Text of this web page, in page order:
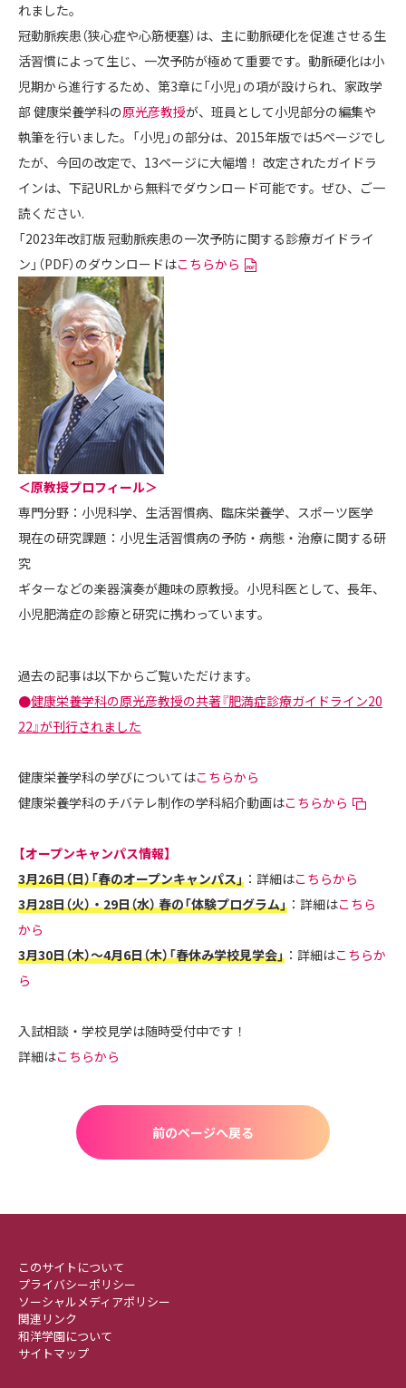
れました。
冠動脈疾患（狭心症や心筋梗塞）は、主に動脈硬化を促進させる生
活習慣によって生じ、一次予防が極めて重要です。動脈硬化は小
児期から進行するため、第3章に「小児」の項が設けられ、家政学
部 健康栄養学科の原光彦教授が、班員として小児部分の編集や
執筆を行いました。「小児」の部分は、2015年版では5ページでし
たが、今回の改定で、13ページに大幅増！ 改定されたガイドラ
インは、下記URLから無料でダウンロード可能です。ぜひ、ご一
読ください.
「2023年改訂版 冠動脈疾患の一次予防に関する診療ガイドライ
ン」（PDF）のダウンロードはこちらから
＜原教授プロフィール＞
専門分野：小児科学、生活習慣病、臨床栄養学、スポーツ医学
現在の研究課題：小児生活習慣病の予防・病態・治療に関する研
究
ギターなどの楽器演奏が趣味の原教授。小児科医として、長年、
小児肥満症の診療と研究に携わっています。
過去の記事は以下からご覧いただけます。
●健康栄養学科の原光彦教授の共著『肥満症診療ガイドライン20
22』が刊行されました
健康栄養学科の学びについてはこちらから
健康栄養学科のチバテレ制作の学科紹介動画はこちらから
【オープンキャンパス情報】
3月26日（日）「春のオープンキャンパス」 ：詳細はこちらから
3月28日（火）・29日（水） 春の「体験プログラム」 ：詳細はこちら
から
3月30日（木）～4月6日（木）「春休み学校見学会」 ：詳細はこちらか
ら
入試相談・学校見学は随時受付中です！
詳細はこちらから
前のページへ戻る
このサイトについて
プライバシーポリシー
ソーシャルメディアポリシー
関連リンク
和洋学園について
サイトマップ